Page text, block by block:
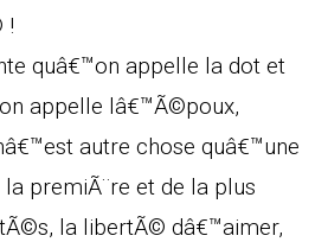
!
quâ€™on appelle la dot et
appelle lâ€™Ã©poux,
autre chose quâ€™une
premiÃ¨re et de la plus
la libertÃ© dâ€™aimer,